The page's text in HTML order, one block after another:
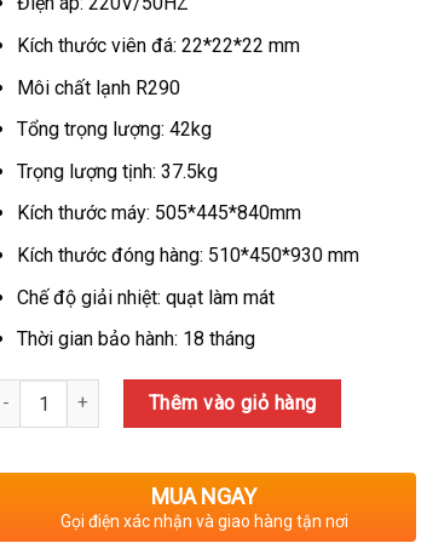
Kích thước viên đá: 22*22*22 mm
Môi chất lạnh R290
Tổng trọng lượng: 42kg
Trọng lượng tịnh: 37.5kg
Kích thước máy: 505*445*840mm
Kích thước đóng hàng: 510*450*930 mm
Chế độ giải nhiệt: quạt làm mát
Thời gian bảo hành: 18 tháng
Số lượng Thêm vào giỏ hàng
MUA NGAY
Gọi điện xác nhận và giao hàng tận nơi